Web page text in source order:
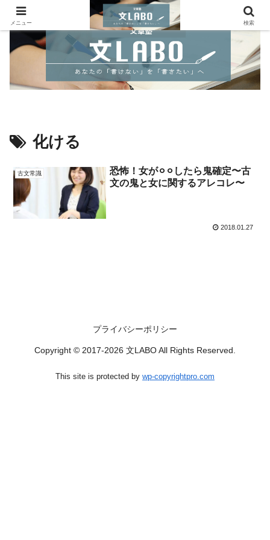
化ける
古文常識
恐怖！女が⚪︎⚪︎したら鬼確定〜古
文の鬼と女に関するアレコレ〜
2018.01.27
プライバシーポリシー
Copyright © 2017-2026 文LABO All Rights Reserved.
メニュー 検索
This site is protected by wp-copyrightpro.com